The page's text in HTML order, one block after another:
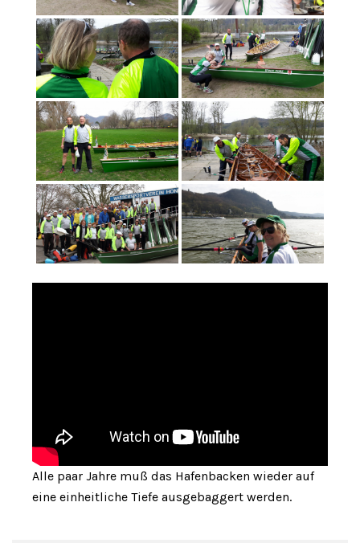
Alle paar Jahre muß das Hafenbacken wieder auf
eine einheitliche Tiefe ausgebaggert werden.